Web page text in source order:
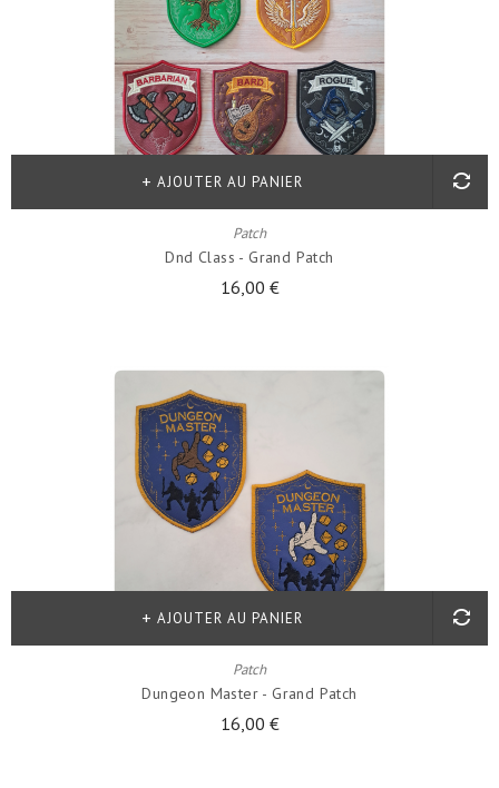
Patch
Dnd Class - Grand Patch
16,00 €
AJOUTER AU PANIER
Patch
Dungeon Master - Grand Patch
16,00 €
AJOUTER AU PANIER